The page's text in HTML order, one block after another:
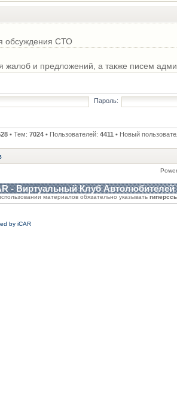
обсуждения СТО
жалоб и предложений, а также писем
Пароль:
• Тем: 7024 • Пользователей: 4411 • Новый
- Виртуальный Клуб Автолюбителей
материалов обязательно указывать